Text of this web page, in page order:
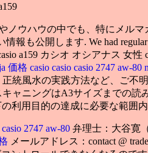
ノウハウの中でも、特にメルマ
公開します. We had regular
a159 カシオ オシアナス 女
価格 casio casio casio 2747 aw-80
統風水の実践方法など、ご不
ャニングはA3サイズまでの読
利用目的の達成に必要な範囲
casio 2747 aw-80 弁理士：大谷寛
メールアドレス：contact @